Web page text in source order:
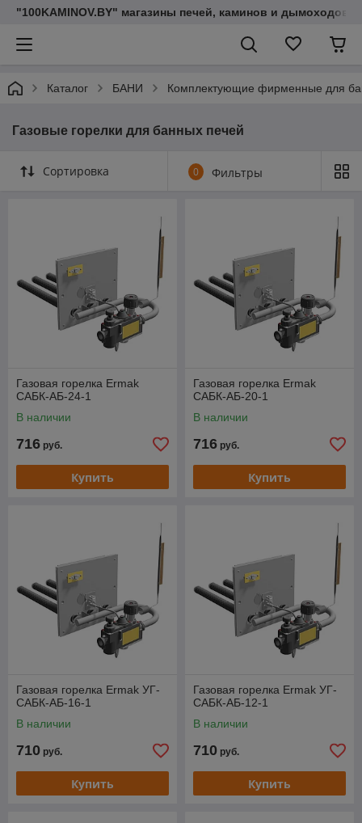
"100KAMINOV.BY" магазины печей, каминов и дымоходов
Каталог БАНИ Комплектующие фирменные для
Газовые горелки для банных печей
Сортировка 0 Фильтры
Газовая горелка Ermak
САБК-АБ-24-1
В наличии
716 руб.
Купить
Газовая горелка Ermak
САБК-АБ-20-1
В наличии
716 руб.
Купить
Газовая горелка Ermak УГ-
САБК-АБ-16-1
В наличии
710 руб.
Купить
Газовая горелка Ermak УГ-
САБК-АБ-12-1
В наличии
710 руб.
Купить